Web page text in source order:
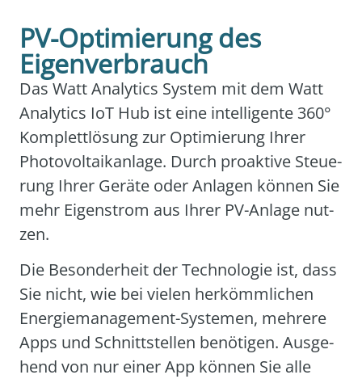
PV-Optimierung des
Eigenverbrauch
Das Watt Ana­ly­tics Sys­tem mit dem Watt
Ana­ly­tics IoT Hub ist eine intel­li­gen­te 360°
Kom­plett­lö­sung zur Opti­mie­rung Ihrer
Pho­to­vol­ta­ik­an­la­ge. Durch pro­ak­ti­ve Steue­
rung Ihrer Gerä­te oder Anla­gen kön­nen Sie
mehr Eigen­strom aus Ihrer PV-Anla­ge nut­
zen.
Die Beson­der­heit der Tech­no­lo­gie ist, dass
Sie nicht, wie bei vie­len her­kömm­li­chen
Ener­gie­ma­nage­ment-Sys­te­men, meh­re­re
Apps und Schnitt­stel­len benö­ti­gen. Aus­ge­
hend von nur einer App kön­nen Sie alle